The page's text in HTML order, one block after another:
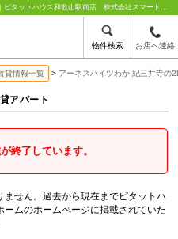
物件検索 お店へ連絡
アーネスハイツわか 紀三井寺の2DK賃貸アパート！｜ピタットハウス和歌山駅前店 株式会社スマートホーム
貸情報一覧 アーネスハイツわか 紀三井寺の
アパート
終了しています。
せん。過去から現在までピタットハ
ムのホームぺージに掲載されていた